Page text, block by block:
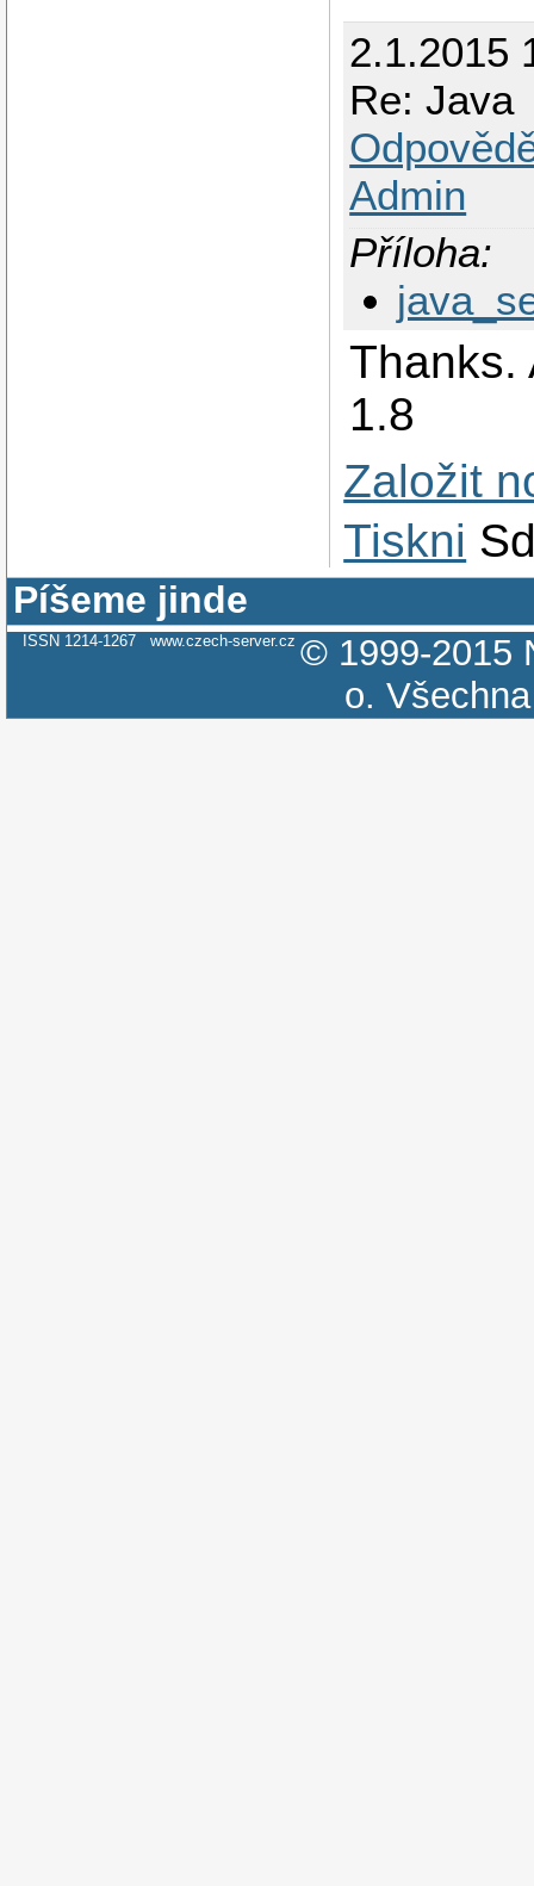
2.1.2015
Re: Java
Admin
Příloha:
Thanks.
1.8
Založit
Tiskni
Píšeme jinde
ISSN 1214-1267 www.czech-server.cz © 1999-2015
o.